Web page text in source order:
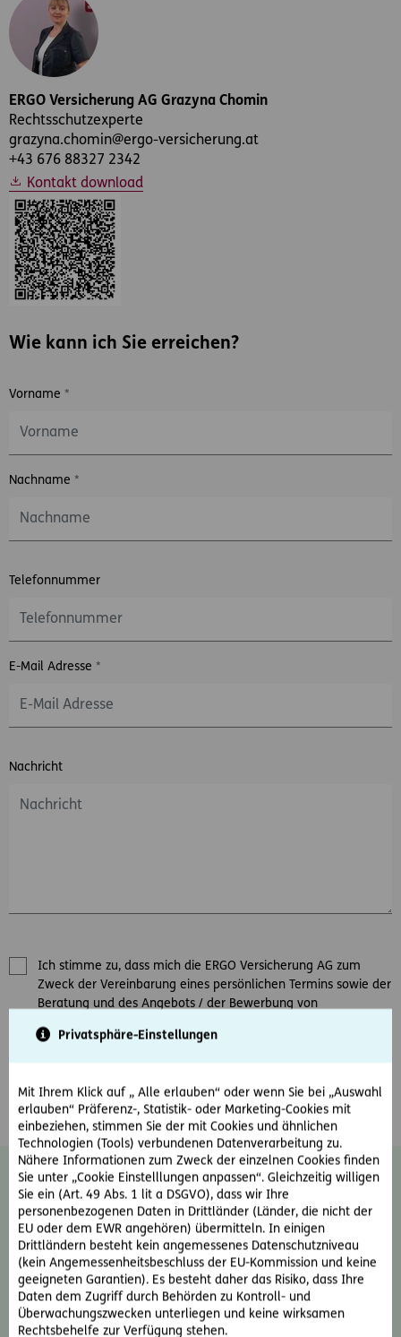
Privatsphäre-Einstellungen
Mit Ihrem Klick auf „ Alle erlauben“ oder wenn Sie bei „Auswahl
erlauben“ Präferenz-, Statistik- oder Marketing-Cookies mit
einbeziehen, stimmen Sie der mit Cookies und ähnlichen
Technologien (Tools) verbundenen Datenverarbeitung zu.
Nähere Informationen zum Zweck der einzelnen Cookies finden
Sie unter „Cookie Einstelllungen anpassen“. Gleichzeitig willigen
Sie ein (Art. 49 Abs. 1 lit a DSGVO), dass wir Ihre
personenbezogenen Daten in Drittländer (Länder, die nicht der
EU oder dem EWR angehören) übermitteln. In einigen
Drittländern besteht kein angemessenes Datenschutzniveau
(kein Angemessenheitsbeschluss der EU-Kommission und keine
geeigneten Garantien). Es besteht daher das Risiko, dass Ihre
Daten dem Zugriff durch Behörden zu Kontroll- und
Überwachungszwecken unterliegen und keine wirksamen
Rechtsbehelfe zur Verfügung stehen.
ERGO Versicherung AG Grazyna Chomin
Rechtsschutzexperte
grazyna.chomin@ergo-versicherung.at
+43 676 88327 2342
Kontakt download
Wie kann ich Sie erreichen?
Vorname *
Nachname *
Telefonnummer
E-Mail Adresse *
Nachricht
Ich stimme zu, dass mich die ERGO Versicherung AG zum
Zweck der Vereinbarung eines persönlichen Termins sowie der
Beratung und des Angebots / der Bewerbung von
Versicherungsprodukten kontaktieren darf.
Unternehmens informiert werden.
Diese Einwilligung kann jederzeit ohne
Angabe von Gründen durch Schreiben an
news@ergo-versicherung.atwiderrufen
werden. Der Widerruf wirkt für zukünftige
Kontakte. Weiter Informationen zum
Thema Datenschutz und zu Ihren Rechten
als Betroffene finden Sie im
Datenschutzinformationsblatt oder auf der